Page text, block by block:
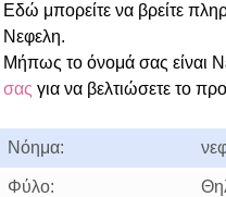
Εδώ μπορείτε να βρείτε
Νεφελη.
Μήπως το όνομά σας είναι
σας για να βελτιώσετε το
Νόημα:
Φύλο: